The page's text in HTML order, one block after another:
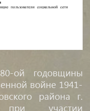
80-ой годовщины
войне 1941-
района г.
при участии